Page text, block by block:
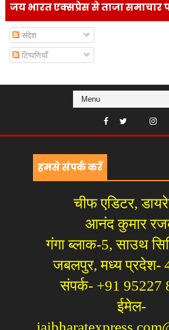
जय भारत एक्सप्रेस से ताजा समाचार
संदेश
टिप्पणियाँ
हमसे संपर्क करें
चीफ एडिटर,
आनंद कुमार
गंगा ब्लाक-5, साउथ
जबलपुर, मध्य प्रदेश-
संपर्क- +91 95227
ईमेल-